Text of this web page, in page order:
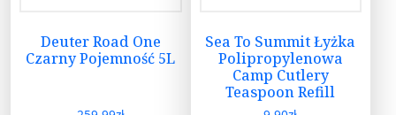
Deuter Road One
Czarny Pojemność 5L
Sea To Summit Łyżka
Polipropylenowa
Camp Cutlery
Teaspoon Refill